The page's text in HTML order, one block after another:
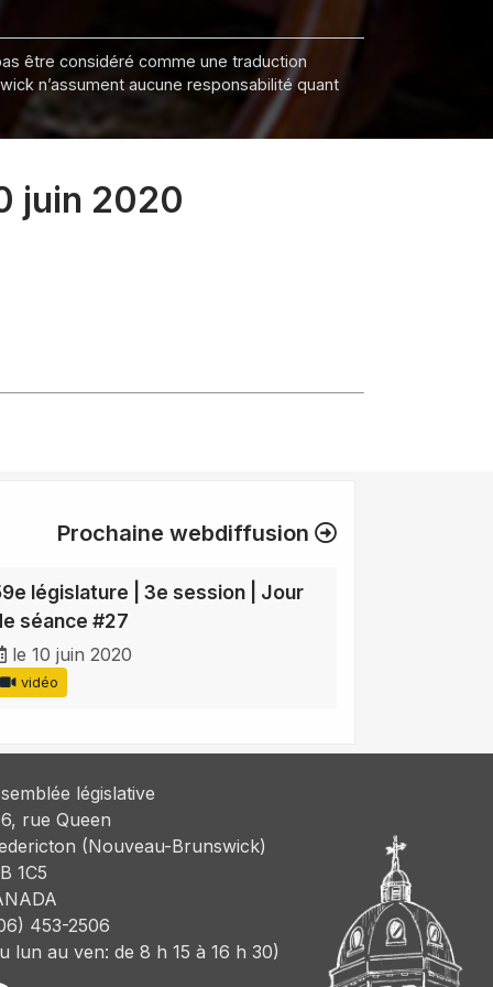
être considéré comme une traduction
n’assument aucune responsabilité quant
juin 2020
Prochaine webdiffusion
législature | 3e session | Jour
séance #27
le 10 juin 2020
vidéo
législative
rue Queen
(Nouveau-Brunswick)
1C5
453-2506
lun au ven: de 8 h 15 à 16 h 30)